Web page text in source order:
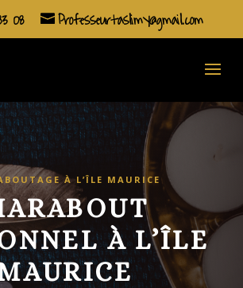
08 Professeurtaslimy@gmail.com
À L’ÎLE MAURICE
À L’ÎLE